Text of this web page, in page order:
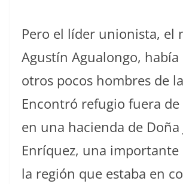
Pero el líder unionista, el
Agustín Agualongo,
otros pocos hombres de
Encontró refugio fuera
en una hacienda de Doña
Enríquez, una
la región que estaba en